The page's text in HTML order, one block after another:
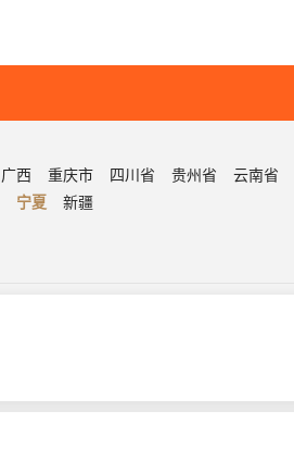
广西 重庆市 四川省 贵州省 云南省
宁夏 新疆